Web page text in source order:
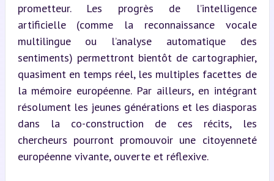
prometteur. Les progrès de l’intelligence
artificielle (comme la reconnaissance vocale
multilingue ou l’analyse automatique des
sentiments) permettront bientôt de cartographier,
quasiment en temps réel, les multiples facettes de
la mémoire européenne. Par ailleurs, en intégrant
résolument les jeunes générations et les diasporas
dans la co-construction de ces récits, les
chercheurs pourront promouvoir une citoyenneté
européenne vivante, ouverte et réflexive.